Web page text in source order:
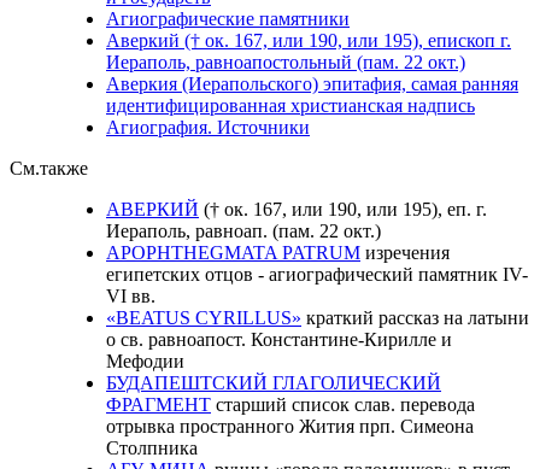
Агиографические памятники
Аверкий († ок. 167, или 190, или 195), епископ г.
Иераполь, равноапостольный (пам. 22 окт.)
Аверкия (Иерапольского) эпитафия, самая ранняя
идентифицированная христианская надпись
Агиография. Источники
См.также
АВЕРКИЙ († ок. 167, или 190, или 195), еп. г.
Иераполь, равноап. (пам. 22 окт.)
APOPHTHEGMATA PATRUM изречения
египетских отцов - агиографический памятник IV-
VI вв.
«BEATUS CYRILLUS» краткий рассказ на латыни
о св. равноапост. Константине-Кирилле и
Мефодии
БУДАПЕШТСКИЙ ГЛАГОЛИЧЕСКИЙ
ФРАГМЕНТ старший список слав. перевода
отрывка пространного Жития прп. Симеона
Столпника